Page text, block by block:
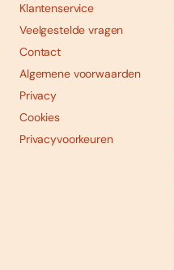
Klantenservice
Veelgestelde vragen
Contact
Algemene voorwaarden
Privacy
Cookies
Privacyvoorkeuren